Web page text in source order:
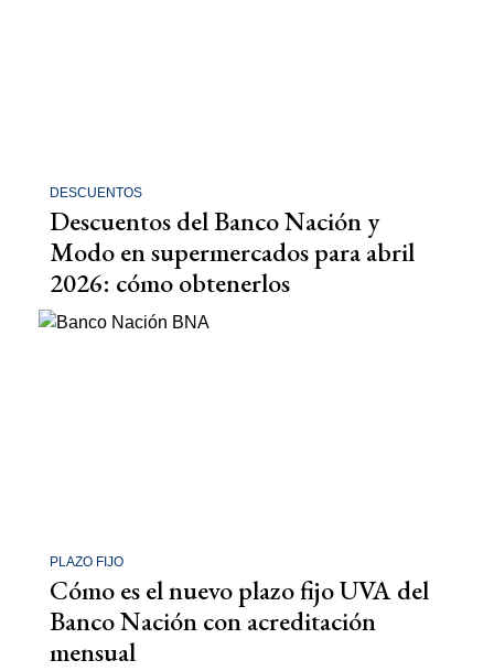
DESCUENTOS
Descuentos del Banco Nación y
Modo en supermercados para abril
2026: cómo obtenerlos
PLAZO FIJO
Cómo es el nuevo plazo fijo UVA del
Banco Nación con acreditación
mensual